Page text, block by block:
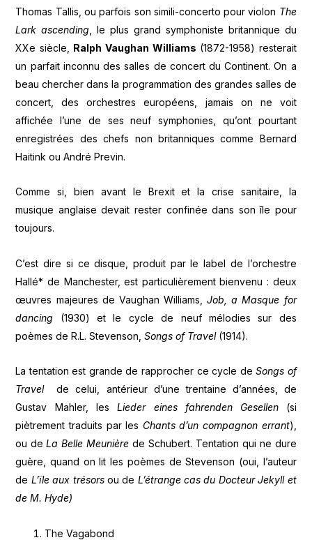
Thomas Tallis, ou parfois son simili-concerto pour violon The
Lark ascending , le plus grand symphoniste britannique du
XXe siècle, Ralph Vaughan Williams (1872-1958) resterait
un parfait inconnu des salles de concert du Continent. On a
beau chercher dans la programmation des grandes salles de
concert, des orchestres européens, jamais on ne voit
affichée l’une de ses neuf symphonies, qu’ont pourtant
enregistrées des chefs non britanniques comme Bernard
Haitink ou André Previn.
Comme si, bien avant le Brexit et la crise sanitaire, la
musique anglaise devait rester confinée dans son île pour
toujours.
C’est dire si ce disque, produit par le label de l’orchestre
Hallé* de Manchester, est particulièrement bienvenu : deux
œuvres majeures de Vaughan Williams,Job, a Masque for
dancing (1930) et le cycle de neuf mélodies sur des
poèmes de R.L. Stevenson,Songs of Travel(1914).
La tentation est grande de rapprocher ce cycle deSongs of
Travelde celui, antérieur d’une trentaine d’années, de
Gustav Mahler, lesLieder eines fahrenden Gesellen
(si
piètrement traduits par les Chants d’un compagnon errant),
ou de La Belle Meunière de Schubert. Tentation qui ne dure
guère, quand on lit les poèmes de Stevenson (oui, l’auteur
de L’ïle aux trésorsou de L’étrange cas du Docteur Jekyll et
de M. Hyde)
The Vagabond